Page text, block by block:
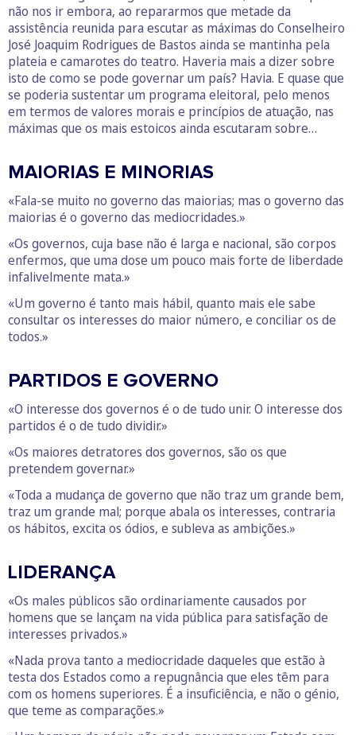
não nos ir embora, ao repararmos que metade da
assistência reunida para escutar as máximas do Conselheiro
José Joaquim Rodrigues de Bastos ainda se mantinha pela
plateia e camarotes do teatro. Haveria mais a dizer sobre
isto de como se pode governar um país? Havia. E quase que
se poderia sustentar um programa eleitoral, pelo menos
em termos de valores morais e princípios de atuação, nas
máximas que os mais estoicos ainda escutaram sobre…
MAIORIAS E MINORIAS
«Fala-se muito no governo das maiorias; mas o governo das
maiorias é o governo das mediocridades.»
«Os governos, cuja base não é larga e nacional, são corpos
enfermos, que uma dose um pouco mais forte de liberdade
infalivelmente mata.»
«Um governo é tanto mais hábil, quanto mais ele sabe
consultar os interesses do maior número, e conciliar os de
todos.»
PARTIDOS E GOVERNO
«O interesse dos governos é o de tudo unir. O interesse dos
partidos é o de tudo dividir.»
«Os maiores detratores dos governos, são os que
pretendem governar.»
«Toda a mudança de governo que não traz um grande bem,
traz um grande mal; porque abala os interesses, contraria
os hábitos, excita os ódios, e subleva as ambições.»
LIDERANÇA
«Os males públicos são ordinariamente causados por
homens que se lançam na vida pública para satisfação de
interesses privados.»
«Nada prova tanto a mediocridade daqueles que estão à
testa dos Estados como a repugnância que eles têm para
com os homens superiores. É a insuficiência, e não o génio,
que teme as comparações.»